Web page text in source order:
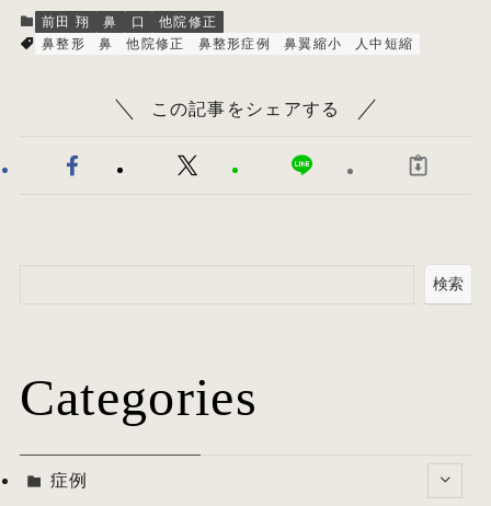
前田 翔 鼻 口
他院修正
鼻整形
鼻 他院修正 鼻整形症例 鼻翼縮小 人中短縮
この記事をシェアする
検索
Categories
症例